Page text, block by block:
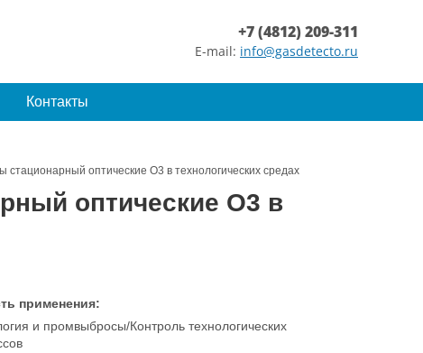
+7 (4812) 209-311
E-mail: info@gasdetecto.ru
Контакты
стационарный оптические O3 в технологических средах
оптические O3 в
применения:
и промвыбросы/Контроль технологических